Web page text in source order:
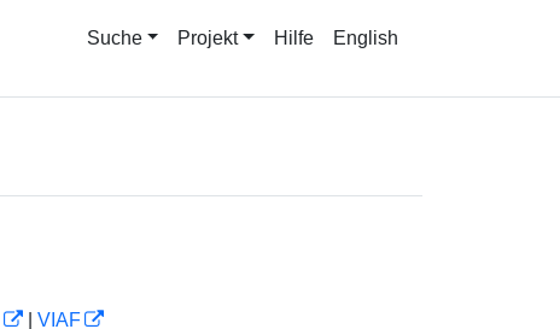
Suche Projekt Hilfe English
VIAF